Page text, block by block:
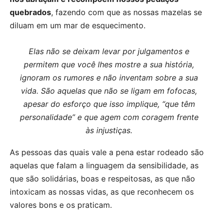
quebrados, fazendo com que as nossas mazelas se
diluam em um mar de esquecimento.
Elas não se deixam levar por julgamentos e
permitem que você lhes mostre a sua história,
ignoram os rumores e não inventam sobre a sua
vida. São aquelas que não se ligam em fofocas,
apesar do esforço que isso implique, “que têm
personalidade” e que agem com coragem frente
às injustiças.
As pessoas das quais vale a pena estar rodeado são
aquelas que falam a linguagem da sensibilidade, as
que são solidárias, boas e respeitosas, as que não
intoxicam as nossas vidas, as que reconhecem os
valores bons e os praticam.